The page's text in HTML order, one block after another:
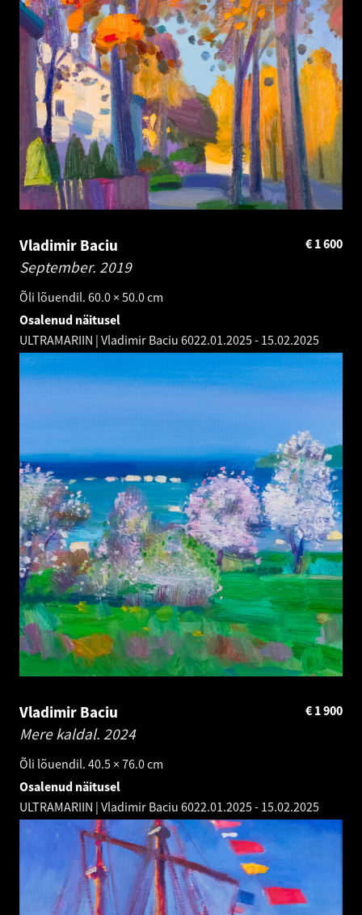
Vladimir Baciu
September. 2019
Õli lõuendil. 60.0 × 50.0 cm
1 600
€
Osalenud näitusel
ULTRAMARIIN | Vladimir Baciu 6022.01.2025- 15.02.2025
Vladimir Baciu
Mere kaldal. 2024
Õli lõuendil. 40.5 × 76.0 cm
1 900
€
Osalenud näitusel
ULTRAMARIIN | Vladimir Baciu 6022.01.2025- 15.02.2025